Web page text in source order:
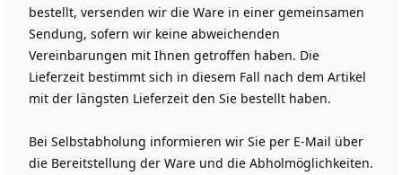
bestellt, versenden wir die Ware in einer gemeinsamen
Sendung, sofern wir keine abweichenden
Vereinbarungen mit Ihnen getroffen haben. Die
Lieferzeit bestimmt sich in diesem Fall nach dem Artikel
mit der längsten Lieferzeit den Sie bestellt haben.
Bei Selbstabholung informieren wir Sie per E-Mail über
die Bereitstellung der Ware und die Abholmöglichkeiten.